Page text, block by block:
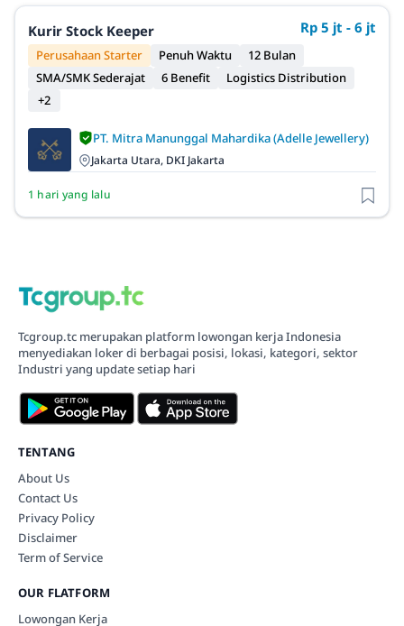
Kurir Stock Keeper Rp 5 jt - 6 jt
Perusahaan Starter Penuh Waktu
12 Bulan
SMA/SMK Sederajat
6 Benefit
Logistics Distribution
+2
PT. Mitra Manunggal Mahardika (Adelle Jewellery)
Jakarta Utara, DKI Jakarta
1 hari yang lalu
Tcgroup.tc merupakan platform lowongan kerja Indonesia
menyediakan loker di berbagai posisi, lokasi, kategori, sektor
Industri yang update setiap hari
TENTANG
About Us
Contact Us
Privacy Policy
Disclaimer
Term of Service
OUR FLATFORM
Lowongan Kerja